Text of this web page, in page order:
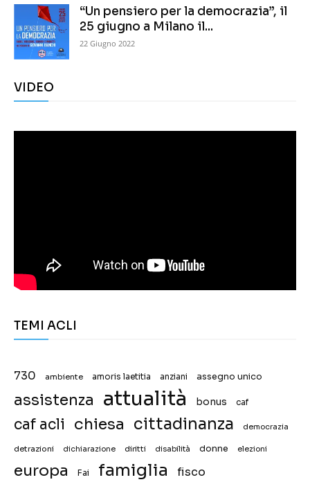
“Un pensiero per la democrazia”, il
25 giugno a Milano il...
22 Giugno 2022
VIDEO
TEMI ACLI
730 ambiente amoris laetitia anziani assegno unico
assistenza attualità bonus caf
caf acli chiesa cittadinanza democrazia
detrazioni dichiarazione diritti disabilità donne elezioni
europa Fai famiglia fisco